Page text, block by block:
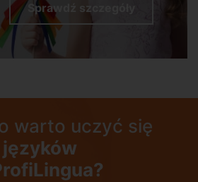
Sprawdź szczegóły
warto uczyć się
języków